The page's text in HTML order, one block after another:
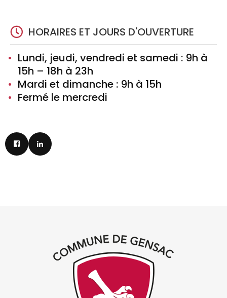
HORAIRES ET JOURS D'OUVERTURE
Lundi, jeudi, vendredi et samedi : 9h à
15h – 18h à 23h
Mardi et dimanche : 9h à 15h
Fermé le mercredi